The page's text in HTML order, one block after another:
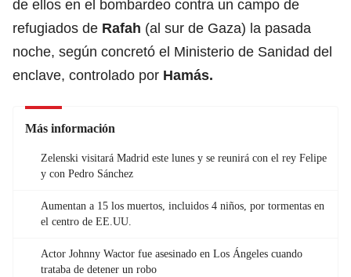
de ellos en el bombardeo contra un campo de
refugiados de Rafah (al sur de Gaza) la pasada
noche, según concretó el Ministerio de Sanidad del
enclave, controlado por Hamás.
Más información
Zelenski visitará Madrid este lunes y se reunirá con el rey Felipe
y con Pedro Sánchez
Aumentan a 15 los muertos, incluidos 4 niños, por tormentas en
el centro de EE.UU.
Actor Johnny Wactor fue asesinado en Los Ángeles cuando
trataba de detener un robo